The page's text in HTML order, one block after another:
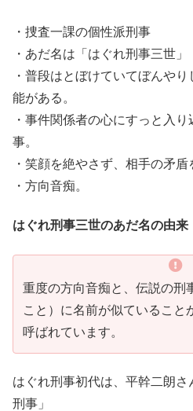
・捜査一課の個性派刑事
・あだ名は「はぐれ刑事三世」
・普段はとぼけていてぼんや
能がある。
・事件関係者の心にすっと入
事。
・笑顔を絶やさず、相手の矛盾
・方向音痴。
はぐれ刑事三世のあだ名の由来
重度の方向音痴と、伝説の刑
こと）に名前が似ていること
呼ばれています。
はぐれ刑事初代は、平幹二朗
刑事」